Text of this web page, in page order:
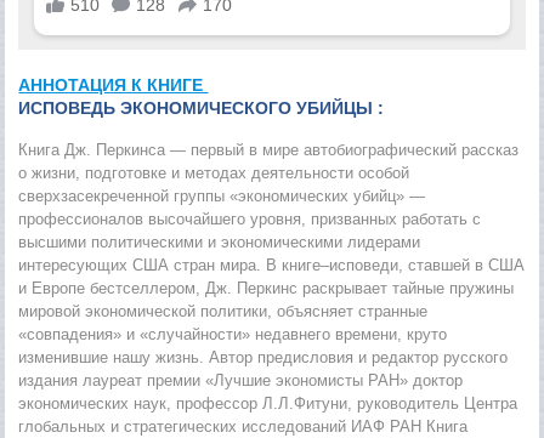
АННОТАЦИЯ К КНИГЕ
ИСПОВЕДЬ ЭКОНОМИЧЕСКОГО УБИЙЦЫ :
Книга Дж. Перкинса — первый в мире автобиографический рассказ
о жизни, подготовке и методах деятельности особой
сверхзасекреченной группы «экономических убийц» —
профессионалов высочайшего уровня, призванных работать с
высшими политическими и экономическими лидерами
интересующих США стран мира. В книге–исповеди, ставшей в США
и Европе бестселлером, Дж. Перкинс раскрывает тайные пружины
мировой экономической политики, объясняет странные
«совпадения» и «случайности» недавнего времени, круто
изменившие нашу жизнь. Автор предисловия и редактор русского
издания лауреат премии «Лучшие экономисты РАН» доктор
экономических наук, профессор Л.Л.Фитуни, руководитель Центра
глобальных и стратегических исследований ИАФ РАН Книга